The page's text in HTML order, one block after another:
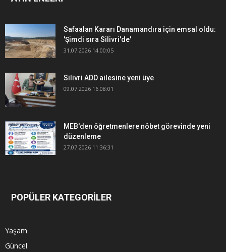
Safaalan Kararı Danamandıra için emsal oldu:
'Şimdi sıra Silivri'de'
31.07.2026 14:00:05
Silivri ADD ailesine yeni üye
09.07.2026 16:08:01
MEB'den öğretmenlere nöbet görevinde yeni
düzenleme
27.07.2026 11:36:31
POPÜLER KATEGORİLER
Yaşam
Güncel